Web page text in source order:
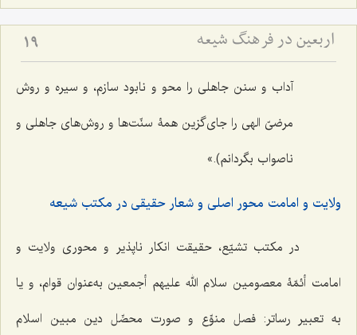
اربعین در فرهنگ شیعه 19
آداب و سنن جاهلی را محو و نابود سازم، و سیره و روش
مرضیّ الهی را جای‌گزین همۀ‌ سنّت‌ها و روش‌های جاهلی و
ناصواب بگردانم).»
ولایت و امامت محور اصلی و شعار حقیقی در مکتب شیعه
در مکتب تشیّع، حقیقت انکار ناپذیر و محوری ولایت و
امامت أئمّۀ معصومین سلام الله علیهم أجمعین به‌عنوان قوام، و یا
به تعبیر رساتر: فصل منوِّع و صورت محصِّل دین مبین اسلام